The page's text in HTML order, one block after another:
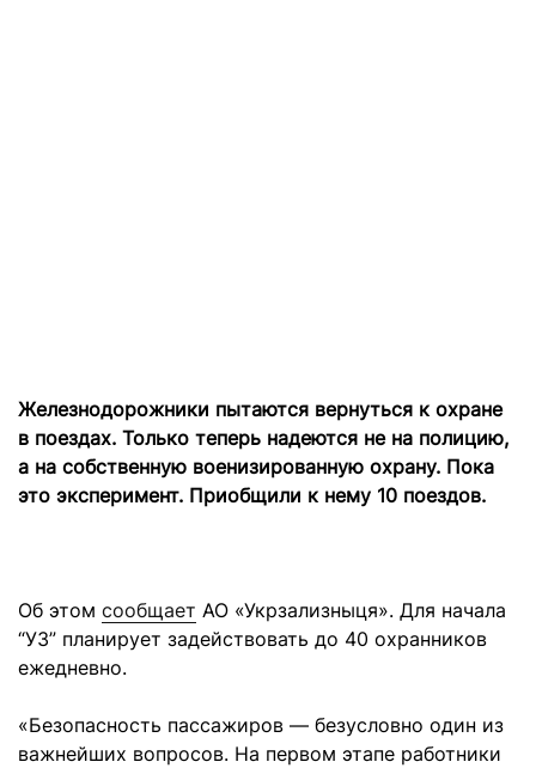
Железнодорожники пытаются вернуться к охране
в поездах. Только теперь надеются не на полицию,
а на собственную военизированную охрану. Пока
это эксперимент. Приобщили к нему 10 поездов.
Об этом сообщает АО «Укрзализныця». Для начала
“УЗ” планирует задействовать до 40 охранников
ежедневно.
«Безопасность пассажиров — безусловно один из
важнейших вопросов. На первом этапе работники